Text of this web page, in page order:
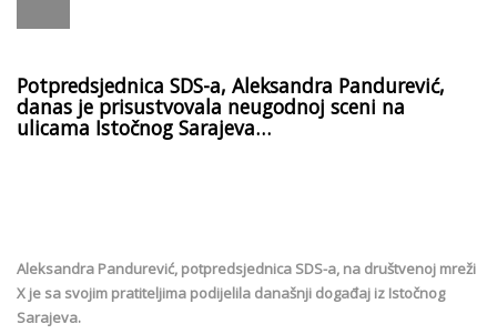
Potpredsjednica SDS-a, Aleksandra Pandurević,
danas je prisustvovala neugodnoj sceni na
ulicama Istočnog Sarajeva…
Aleksandra Pandurević, potpredsjednica SDS-a, na društvenoj mreži
X je sa svojim pratiteljima podijelila današnji događaj iz Istočnog
Sarajeva.